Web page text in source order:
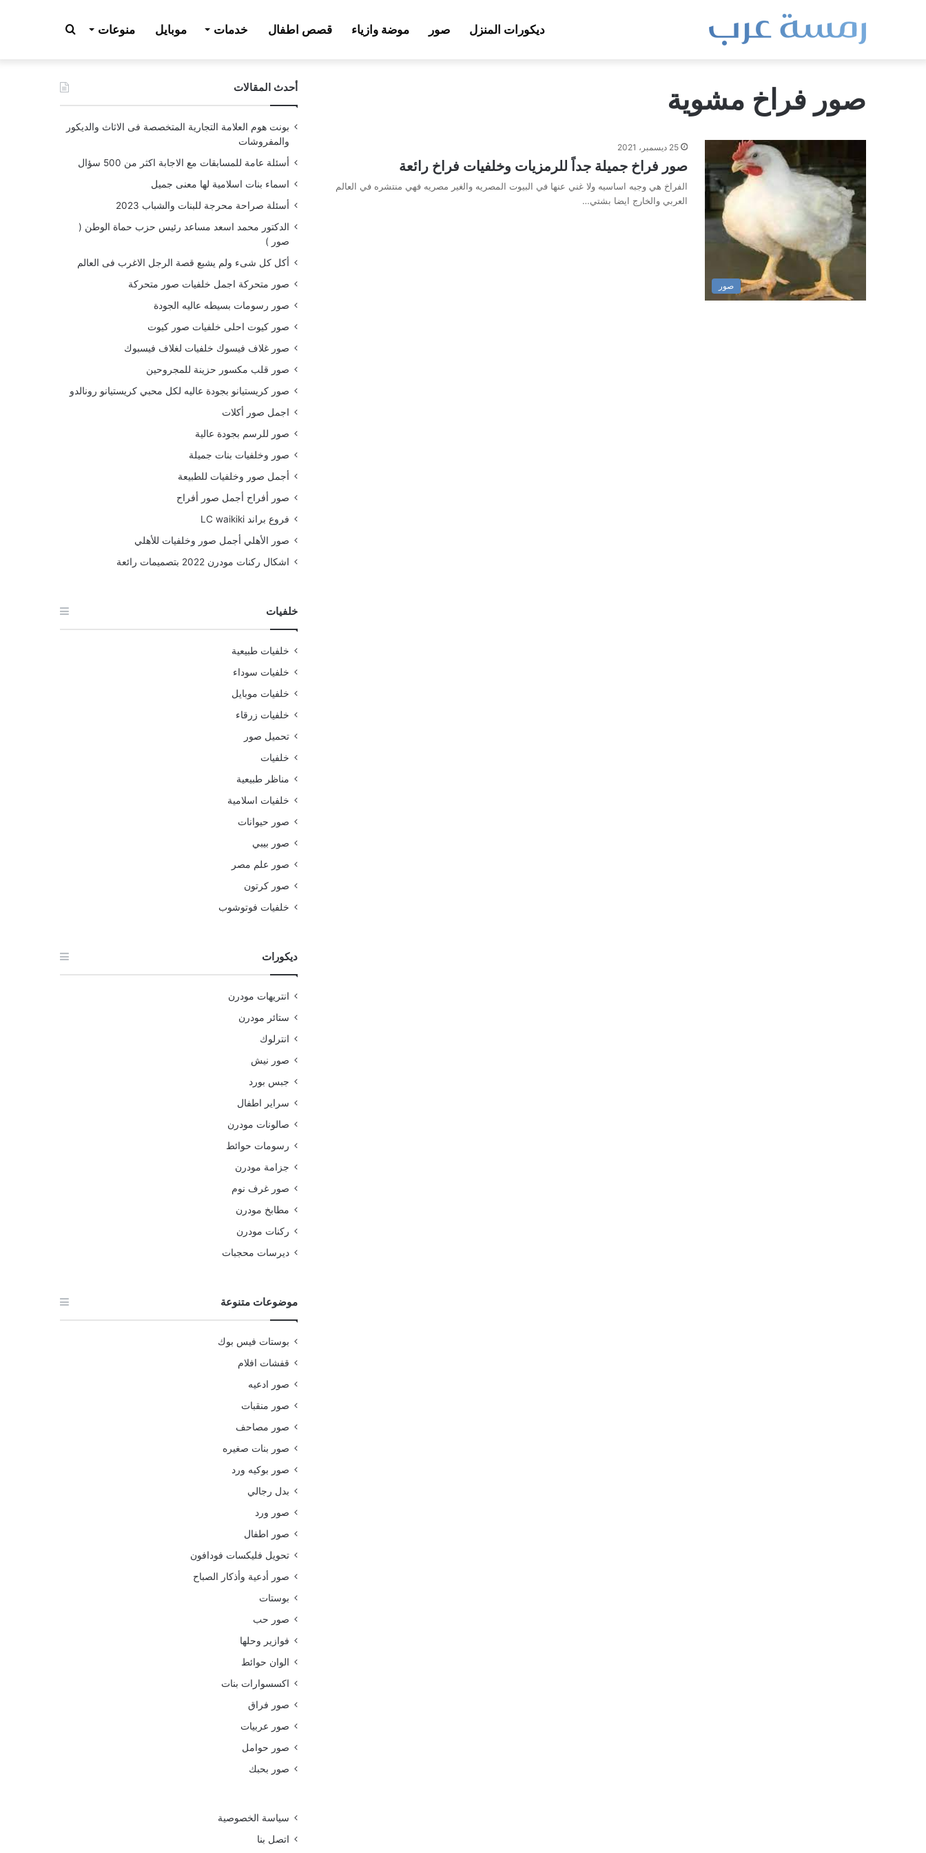
ديكورات المنزل صور موضة وازياء قصص اطفال خدمات موبايل منوعات بحث
عن صور فراخ مشوية
صور
25 ديسمبر، 2021
صور فراخ جميلة جداً للرمزيات وخلفيات فراخ رائعة
الفراخ هي وجبه اساسيه ولا غني عنها في البيوت المصريه والغير مصريه فهي منتشره في العالم
العربي والخارج ايضا بشتي…
أحدث المقالات
بونت هوم العلامة التجارية المتخصصة فى الاثاث والديكور
والمفروشات
أسئلة عامة للمسابقات مع الاجابة اكثر من 500 سؤال
اسماء بنات اسلامية لها معنى جميل
أسئلة صراحة محرجة للبنات والشباب 2023
الدكتور محمد اسعد مساعد رئيس حزب حماة الوطن (
صور )
أكل كل شىء ولم يشبع قصة الرجل الاغرب فى العالم
صور متحركة اجمل خلفيات صور متحركة
صور رسومات بسيطه عاليه الجودة
صور كيوت احلى خلفيات صور كيوت
صور غلاف فيسوك خلفيات لغلاف فيسبوك
صور قلب مكسور حزينة للمجروحين
صور كريستيانو بجودة عاليه لكل محبي كريستيانو رونالدو
اجمل صور أكلات
صور للرسم بجودة عالية
صور وخلفيات بنات جميلة
أجمل صور وخلفيات للطبيعة
صور أفراح أجمل صور أفراح
فروع براند LC waikiki
صور الأهلي أجمل صور وخلفيات للأهلي
اشكال ركنات مودرن 2022 بتصميمات رائعة
خلفيات
خلفيات طبيعية
خلفيات سوداء
خلفيات موبايل
خلفيات زرقاء
تحميل صور
خلفيات
مناظر طبيعية
خلفيات اسلامية
صور حيوانات
صور بيبي
صور علم مصر
صور كرتون
خلفيات فوتوشوب
ديكورات
انتريهات مودرن
ستائر مودرن
انترلوك
صور نيش
جبس بورد
سراير اطفال
صالونات مودرن
رسومات حوائط
جزامة مودرن
صور غرف نوم
مطابخ مودرن
ركنات مودرن
ديرسات محجبات
موضوعات متنوعة
بوستات فيس بوك
قفشات افلام
صور ادعيه
صور منقبات
صور مصاحف
صور بنات صغيره
صور بوكيه ورد
بدل رجالي
صور ورد
صور اطفال
تحويل فليكسات فودافون
صور أدعية وأذكار الصباح
بوستات
صور حب
فوازير وحلها
الوان حوائط
اكسسوارات بنات
صور فراق
صور عربيات
صور حوامل
صور بحبك
سياسة الخصوصية
اتصل بنا